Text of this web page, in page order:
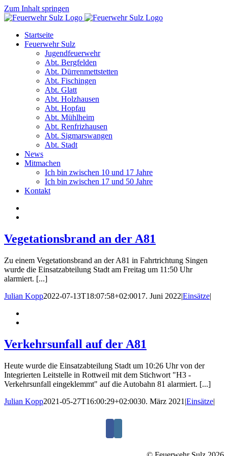
Zum Inhalt springen
Startseite
Feuerwehr Sulz
Jugendfeuerwehr
Abt. Bergfelden
Abt. Dürrenmettstetten
Abt. Fischingen
Abt. Glatt
Abt. Holzhausen
Abt. Hopfau
Abt. Mühlheim
Abt. Renfrizhausen
Abt. Sigmarswangen
Abt. Stadt
News
Mitmachen
Ich bin zwischen 10 und 17 Jahre
Ich bin zwischen 17 und 50 Jahre
Kontakt
Vegetationsbrand an der A81
Zu einem Vegetationsbrand an der A81 in Fahrtrichtung Singen
wurde die Einsatzabteilung Stadt am Freitag um 11:50 Uhr
alarmiert. [...]
Julian Kopp2022-07-13T18:07:58+02:0017. Juni 2022|Einsätze|
Verkehrsunfall auf der A81
Heute wurde die Einsatzabteilung Stadt um 10:26 Uhr von der
Integrierten Leitstelle in Rottweil mit dem Stichwort "H3 -
Verkehrsunfall eingeklemmt" auf die Autobahn 81 alarmiert. [...]
Julian Kopp2021-05-27T16:00:29+02:0030. März 2021 |Einsätze|